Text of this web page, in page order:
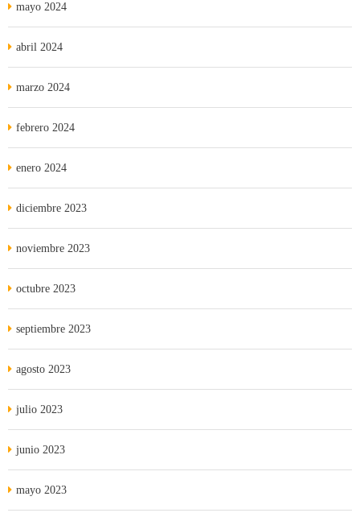
mayo 2024
abril 2024
marzo 2024
febrero 2024
enero 2024
diciembre 2023
noviembre 2023
octubre 2023
septiembre 2023
agosto 2023
julio 2023
junio 2023
mayo 2023